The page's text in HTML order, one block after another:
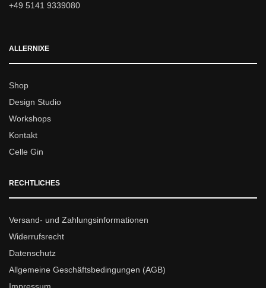
+49 5141 9339080
ALLERNIXE
Shop
Design Studio
Workshops
Kontakt
Celle Gin
RECHTLICHES
Versand- und Zahlungsinformationen
Widerrufsrecht
Datenschutz
Allgemeine Geschäftsbedingungen (AGB)